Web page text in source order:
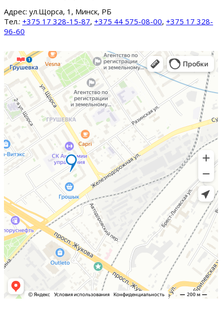
Адрес: ул.Щорса, 1, Минск, РБ
Тел.: +375 17 328-15-87, +375 44 575-08-00, +375 17 328-
96-60